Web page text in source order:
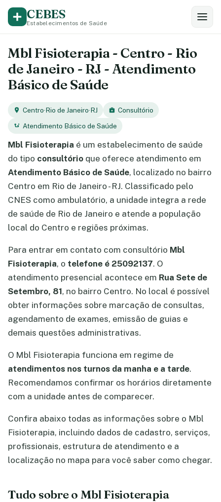
CEBES
Estabelecimentos de Saúde
Mbl Fisioterapia - Centro - Rio
de Janeiro - RJ - Atendimento
Básico de Saúde
Centro·Rio de Janeiro·RJ
Consultório
Atendimento Básico de Saúde
Mbl Fisioterapia é um estabelecimento de saúde
do tipo consultório que oferece atendimento em
Atendimento Básico de Saúde, localizado no bairro
Centro em Rio de Janeiro - RJ. Classificado pelo
CNES como ambulatório, a unidade integra a rede
de saúde de Rio de Janeiro e atende a população
local do Centro e regiões próximas.
Para entrar em contato com consultório Mbl
Fisioterapia, o telefone é 25092137. O
atendimento presencial acontece em Rua Sete de
Setembro, 81, no bairro Centro. No local é possível
obter informações sobre marcação de consultas,
agendamento de exames, emissão de guias e
demais questões administrativas.
O Mbl Fisioterapia funciona em regime de
atendimentos nos turnos da manha e a tarde.
Recomendamos confirmar os horários diretamente
com a unidade antes de comparecer.
Confira abaixo todas as informações sobre o Mbl
Fisioterapia, incluindo dados de cadastro, serviços,
profissionais, estrutura de atendimento e a
localização no mapa para você saber como chegar.
Tudo sobre o Mbl Fisioterapia